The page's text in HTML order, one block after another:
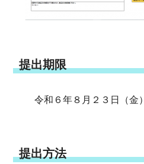
提出期限
令和６年８月２３日（金）
提出方法